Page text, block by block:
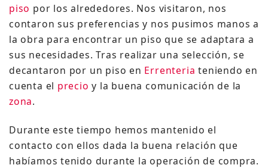
piso por los alrededores. Nos visitaron, nos
contaron sus preferencias y nos pusimos manos a
la obra para encontrar un piso que se adaptara a
sus necesidades. Tras realizar una selección, se
decantaron por un piso en Errenteria teniendo en
cuenta el precio y la buena comunicación de la
zona.
Durante este tiempo hemos mantenido el
contacto con ellos dada la buena relación que
habíamos tenido durante la operación de compra.